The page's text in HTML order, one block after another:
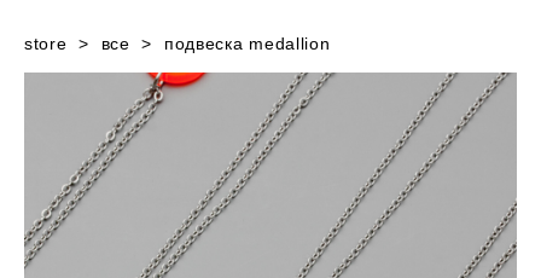
store > все > подвеска medallion